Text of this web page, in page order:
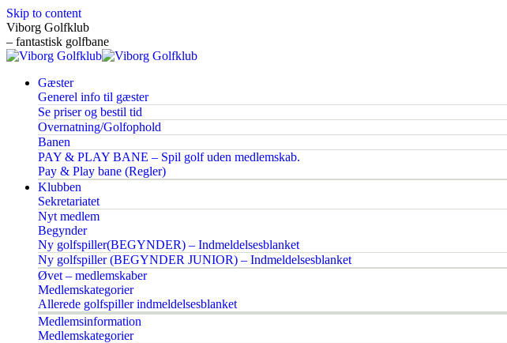
Skip to content
Viborg Golfklub
– fantastisk golfbane
Gæster
Generel info til gæster
Se priser og bestil tid
Overnatning/Golfophold
Banen
PAY & PLAY BANE – Spil golf uden medlemskab.
Pay & Play bane (Regler)
Klubben
Sekretariatet
Nyt medlem
Begynder
Ny golfspiller(BEGYNDER) – Indmeldelsesblanket
Ny golfspiller (BEGYNDER JUNIOR) – Indmeldelsesblanket
Øvet – medlemskaber
Medlemskategorier
Allerede golfspiller indmeldelsesblanket
Medlemsinformation
Medlemskategorier